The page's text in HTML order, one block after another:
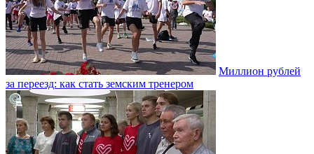
Миллион рублей
за переезд: как стать земским тренером